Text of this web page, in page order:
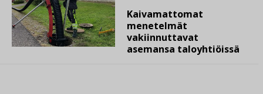
Kaivamattomat
menetelmät
vakiinnuttavat
asemansa taloyhtiöissä